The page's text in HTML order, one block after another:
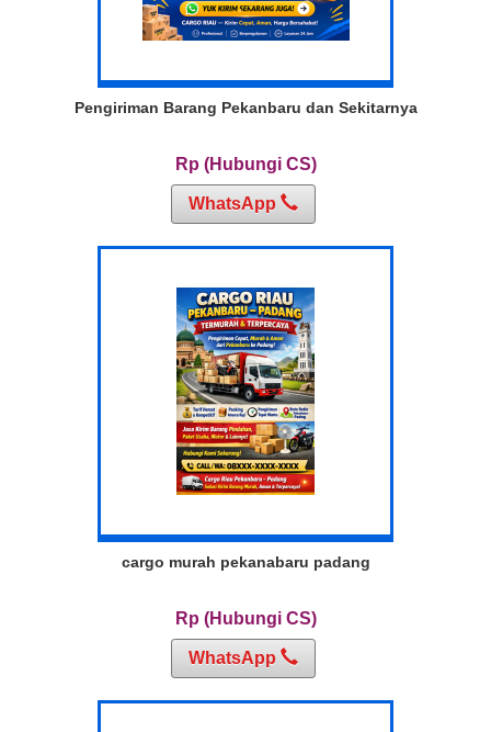
Pengiriman Barang Pekanbaru dan Sekitarnya
Rp (Hubungi CS)
WhatsApp
cargo murah pekanabaru padang
Rp (Hubungi CS)
WhatsApp